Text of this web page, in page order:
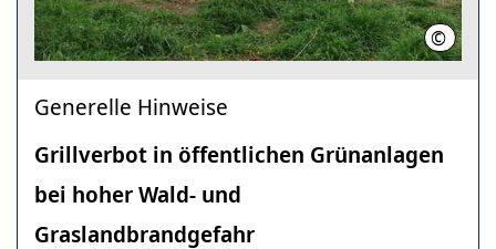
© LHH /
Generelle Hinweise
Grillverbot in öffentlichen Grünanlagen
bei hoher Wald- und
Graslandbrandgefahr